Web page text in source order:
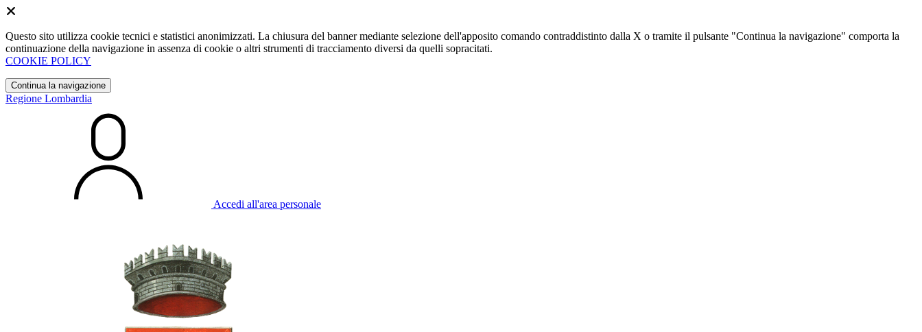
Questo sito utilizza cookie tecnici e statistici anonimizzati. La chiusura del banner mediante selezione dell'apposito comando contraddistinto dalla X o tramite il pulsante "Continua la navigazione" comporta la
continuazione della navigazione in assenza di cookie o altri strumenti di tracciamento diversi da quelli sopracitati.
COOKIE POLICY
Continua la navigazione
Regione Lombardia
Accedi all'area personale